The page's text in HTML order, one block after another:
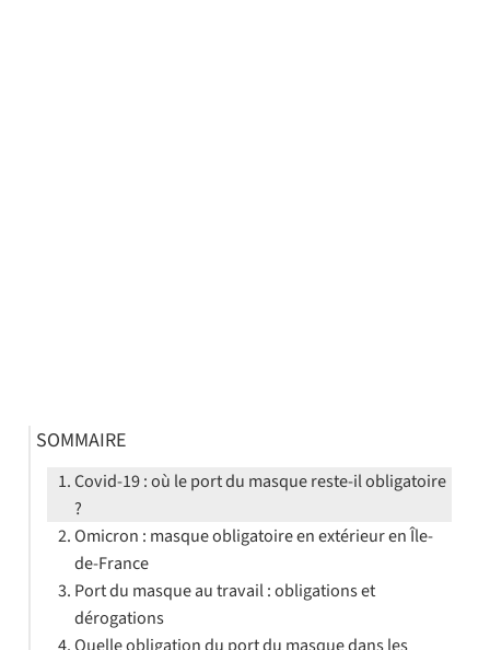
SOMMAIRE
Covid-19 : où le port du masque reste-il obligatoire
?
Omicron : masque obligatoire en extérieur en Île-
de-France
Port du masque au travail : obligations et
dérogations